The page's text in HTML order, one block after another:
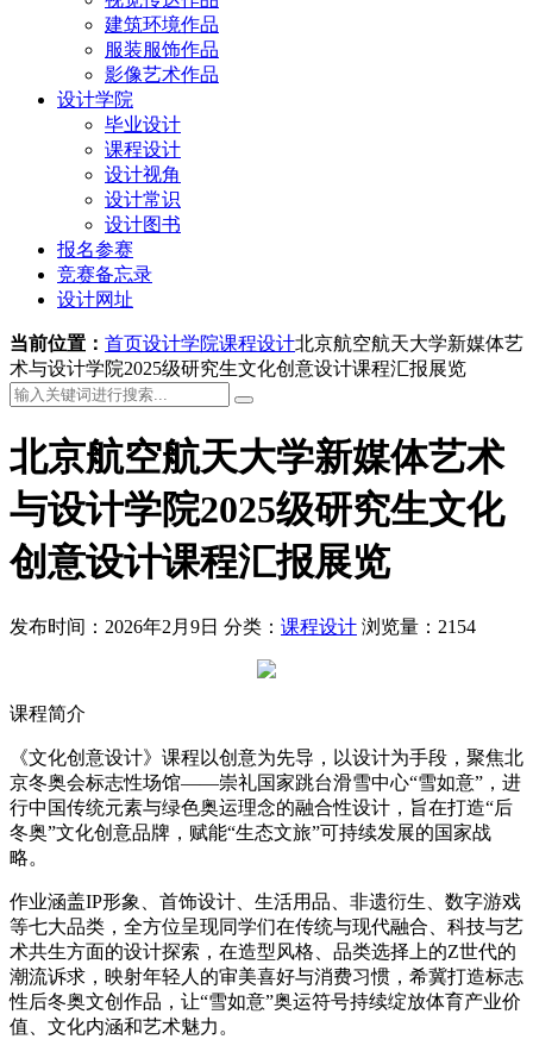
建筑环境作品
服装服饰作品
影像艺术作品
设计学院
毕业设计
课程设计
设计视角
设计常识
设计图书
报名参赛
竞赛备忘录
设计网址
当前位置： 首页设计学院课程设计北京航空航天大学新媒体艺
术与设计学院2025级研究生文化创意设计课程汇报展览
北京航空航天大学新媒体艺术
与设计学院2025级研究生文化
创意设计课程汇报展览
发布时间：2026年2月9日 分类： 课程设计 浏览量：2154
课程简介
《文化创意设计》课程以创意为先导，以设计为手段，聚焦北
京冬奥会标志性场馆——崇礼国家跳台滑雪中心“雪如意”，进
行中国传统元素与绿色奥运理念的融合性设计，旨在打造“后
冬奥”文化创意品牌，赋能“生态文旅”可持续发展的国家战
略。
作业涵盖IP形象、首饰设计、生活用品、非遗衍生、数字游戏
等七大品类，全方位呈现同学们在传统与现代融合、科技与艺
术共生方面的设计探索，在造型风格、品类选择上的Z世代的
潮流诉求，映射年轻人的审美喜好与消费习惯，希冀打造标志
性后冬奥文创作品，让“雪如意”奥运符号持续绽放体育产业价
值、文化内涵和艺术魅力。